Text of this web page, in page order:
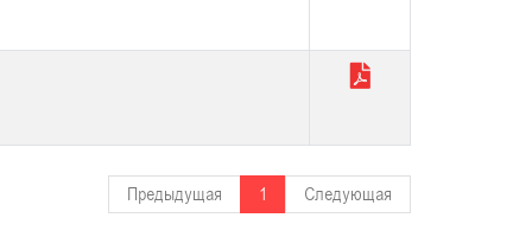
Предыдущая 1 Следующая